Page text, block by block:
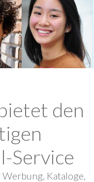
den
Service
Kataloge,